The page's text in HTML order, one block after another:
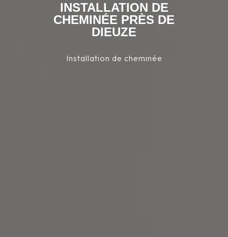
INSTALLATION DE
CHEMINÉE PRÈS DE
DIEUZE
Installation de cheminée